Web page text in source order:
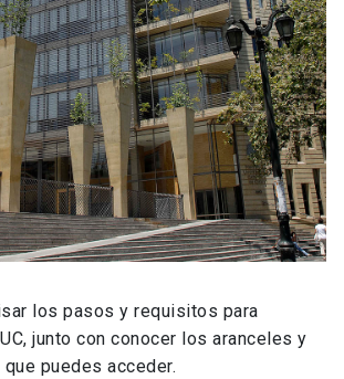
los pasos y requisitos para
junto con conocer los aranceles y
puedes acceder.